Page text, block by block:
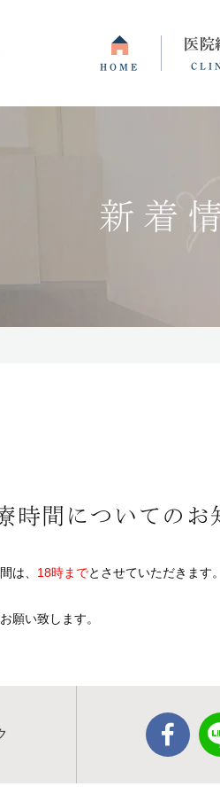
HOME
医院
時間・アクセス よくある
睡眠障害・不眠症
新着
間についてのお
は、 18時までとさせていただきます。
願い致します。